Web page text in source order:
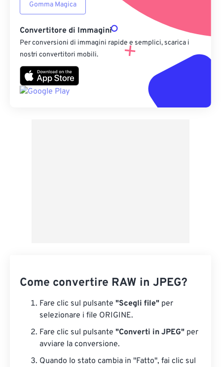
Gomma Magica
Convertitore di Immagini
Per conversioni di immagini rapide e semplici, scarica i
nostri convertitori mobili.
Come convertire RAW in JPEG?
Fare clic sul pulsante "Scegli file" per
selezionare i file ORIGINE.
Fare clic sul pulsante "Converti in JPEG" per
avviare la conversione.
Quando lo stato cambia in "Fatto", fai clic sul